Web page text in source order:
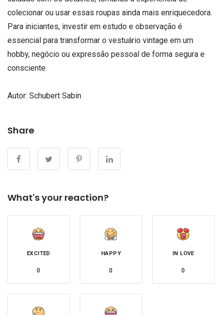
colecionar ou usar essas roupas ainda mais enriquecedora.
Para iniciantes, investir em estudo e observação é
essencial para transformar o vestuário vintage em um
hobby, negócio ou expressão pessoal de forma segura e
consciente.
Autor: Schubert Sabin
Share
What's your reaction?
EXCITED
0
HAPPY
0
IN LOVE
0